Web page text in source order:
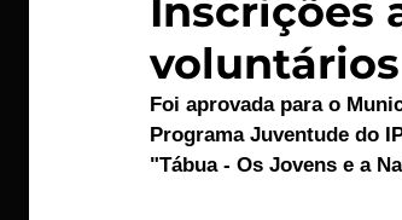
INCÊNDIOS EVENTOS COVID-19
EMPRESAS ARTIGOS LUSA
Inscrições
Foi aprovada para o
Programa Juventude do
"Tábua - Os Jovens e a